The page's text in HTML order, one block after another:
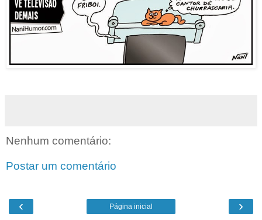
Nenhum comentário:
Postar um comentário
‹ ›
Página inicial